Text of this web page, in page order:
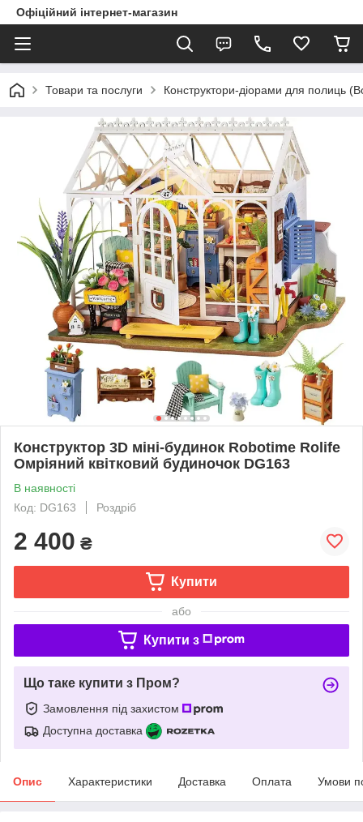
Офіційний інтернет-магазин
Товари та послуги Конструктори-діорами для полиць
Конструктор 3D міні-будинок Robotime Rolife
Омріяний квітковий будиночок DG163
В наявності
Код: DG163
Роздріб
2 400 ₴
Купити
або
Купити з
Що таке купити з Пром?
Замовлення під захистом
Доступна доставка
Опис Характеристики Доставка Оплата Умови